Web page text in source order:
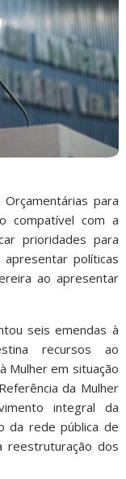
para
compatível com a
prioridades para
apresentar políticas
ao apresentar
seis emendas à
recursos ao
Mulher em situação
da Mulher
integral da
da rede pública de
reestruturação dos